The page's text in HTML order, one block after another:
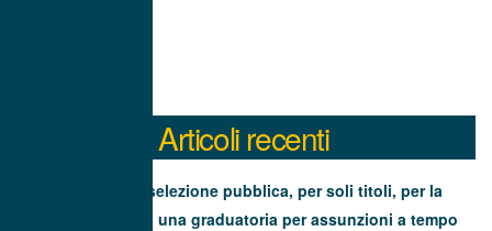
Articoli recenti
Avviso di selezione pubblica, per soli titoli, per la
formazione di una graduatoria per assunzioni a tempo